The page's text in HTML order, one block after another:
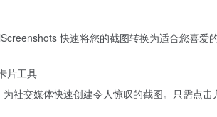
快速将您的截图转换为适合您喜爱
片工具
社交媒体快速创建令人惊叹的截图。只需点击